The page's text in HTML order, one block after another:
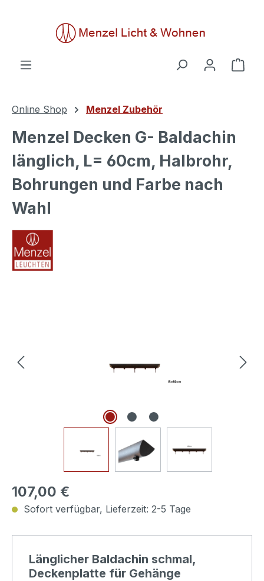
Online Shop Menzel Zubehör
Menzel Decken G- Baldachin
länglich, L= 60cm, Halbrohr,
Bohrungen und Farbe nach
Wahl
107,00 €
Sofort verfügbar, Lieferzeit: 2-5 Tage
Länglicher Baldachin schmal,
Deckenplatte für Gehänge